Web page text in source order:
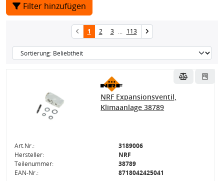
Filter hinzufügen
1 2 3 ... 113
NRF Expansionsventil,
Klimaanlage 38789
Art.Nr.:
3189006
Hersteller:
NRF
Teilenummer:
38789
EAN-Nr.:
8718042425041